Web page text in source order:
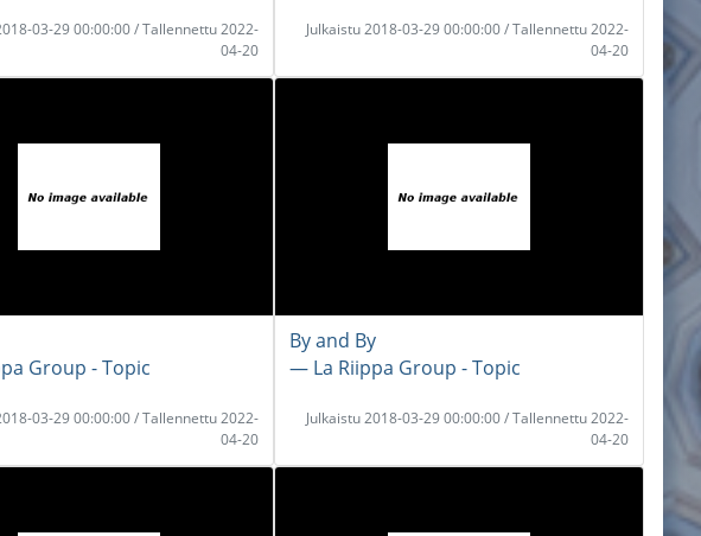
03-29 00:00:00 / Tallennettu 2022-
04-20
Julkaistu 2018-03-29 00:00:00 / Tallennettu 2022-
04-20
Group - Topic
03-29 00:00:00 / Tallennettu 2022-
04-20
By and By
― La Riippa Group - Topic
Julkaistu 2018-03-29 00:00:00 / Tallennettu 2022-
04-20